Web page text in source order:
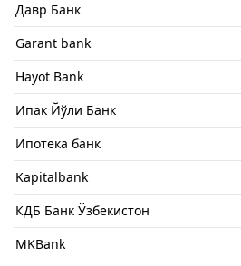
Давр Банк
Garant bank
Hayot Bank
Ипак Йўли Банк
Ипотека банк
Kapitalbank
КДБ Банк Ўзбекистон
MKBank